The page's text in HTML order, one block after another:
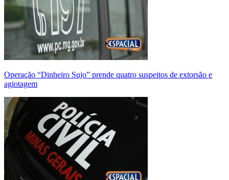
Operação “Dinheiro Sujo” prende quatro suspeitos de extorsão e
agiotagem